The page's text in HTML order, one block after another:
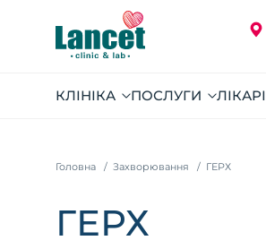
КЛІНІКА ПОСЛУГИ ЛІКАРІ
Головна Захворювання ГЕРХ
ГЕРХ